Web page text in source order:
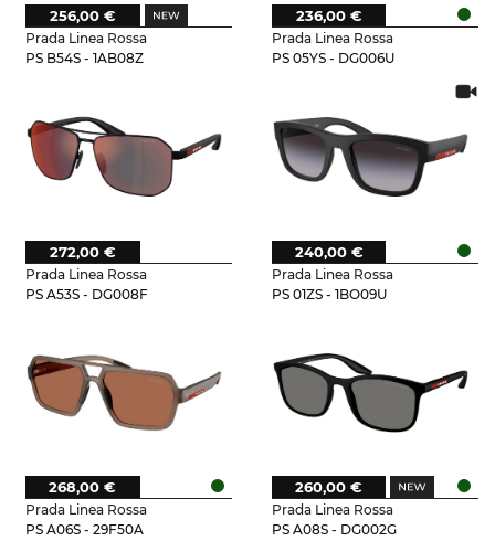
Prada Linea Rossa
PS B54S - 1AB08Z
256,00 €
Prada Linea Rossa
PS 05YS - DG006U
236,00 €
Prada Linea Rossa
PS A53S - DG008F
272,00 €
Prada Linea Rossa
PS 01ZS - 1BO09U
240,00 €
Prada Linea Rossa
PS A06S - 29F50A
268,00 €
Prada Linea Rossa
PS A08S - DG002G
260,00 €